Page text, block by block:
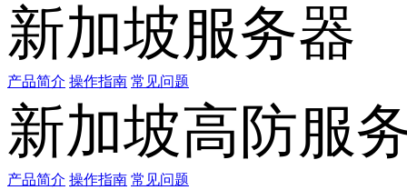
新加坡服务器
产品简介 操作指南 常见问题
新加坡高防服
产品简介 操作指南 常见问题